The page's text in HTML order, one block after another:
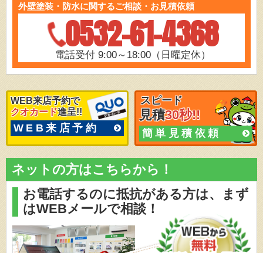
外壁塗装・防水に関するご相談・お見積依頼
0532-61-4368
電話受付 9:00～18:00（日曜定休）
WEB来店予約で
クオカード進呈!!
WEB来店予約
スピード
見積30秒!!
簡単見積依頼
ネットの方はこちらから！
お電話するのに抵抗がある方は、
まず
はWEBメールで相談！